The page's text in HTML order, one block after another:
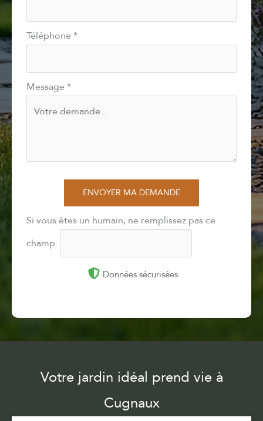
Téléphone *
Message *
ENVOYER MA DEMANDE
Si vous êtes un humain, ne remplissez pas ce
champ.
Données sécurisées
Votre jardin idéal prend vie à
Cugnaux